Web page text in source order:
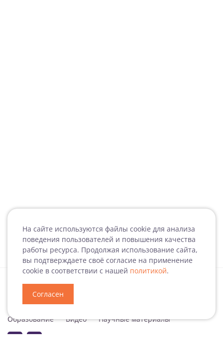
На сайте используются файлы cookie для анализа
поведения пользователей и повышения качества
работы ресурса. Продолжая использование сайта,
вы подтверждаете своё согласие на применение
cookie в соответствии с нашей политикой.
Согласен
Образование
Видео Научные материалы